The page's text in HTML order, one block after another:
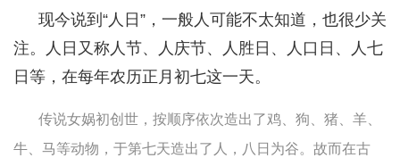
现今说到“人日”，一般人可能不太知道，也很少关
注。人日又称人节、人庆节、人胜日、人口日、人七
日等，在每年农历正月初七这一天。
传说女娲初创世，按顺序依次造出了鸡、狗、猪、羊、
牛、马等动物，于第七天造出了人，八日为谷。故而在古